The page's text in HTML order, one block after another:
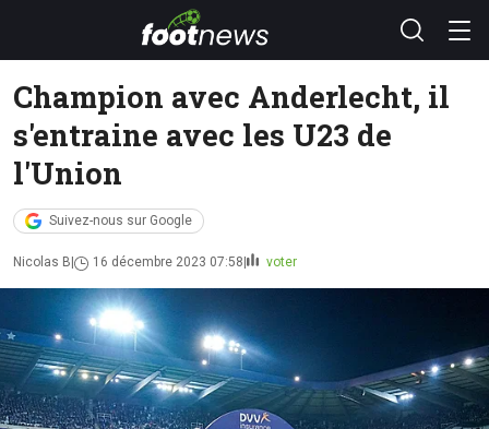
Champion avec Anderlecht, il
s'entraine avec les U23 de
l'Union
Suivez-nous sur Google
Nicolas B 16 décembre 2023 07:58 voter